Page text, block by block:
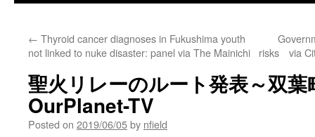
← Thyroid cancer diagnoses in Fukushima youth
not linked to nuke disaster: panel via The Mainichi
risks via
聖火リレーのルート発表～双
OurPlanet-TV
Posted on 2019/06/05by nfield